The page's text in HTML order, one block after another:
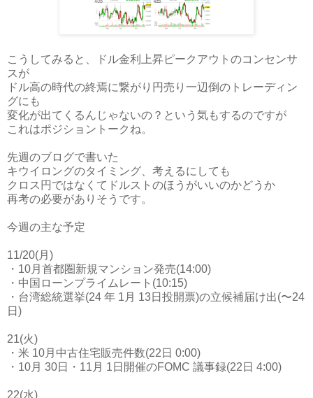
こうしてみると、ドル金利上昇ピークアウトのコンセンサ
スが
ドル高の時代の終焉に繋がり円売り一辺倒のトレーディン
グにも
変化が出てくるんじゃないの？という気もするのですが
これはポジショントークね。
先週のブログで書いた
キウイロングのタイミング、考えるにしても
クロス円ではなくてドルストのほうがいいのかどうか
再考の必要がありそうです。
今週の主な予定
11/20(月)
・10月首都圏新規マンション発売(14:00)
・中国ローンプライムレート(10:15)
・台湾総統選挙(24 年 1月 13日投開票)の立候補届け出(〜24
日)
21(火)
・米 10月中古住宅販売件数(22日 0:00)
・10月 30日・11月 1日開催のFOMC 議事録(22日 4:00)
22(水)